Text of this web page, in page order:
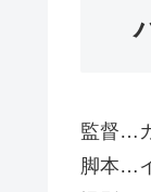
監督…
脚本…